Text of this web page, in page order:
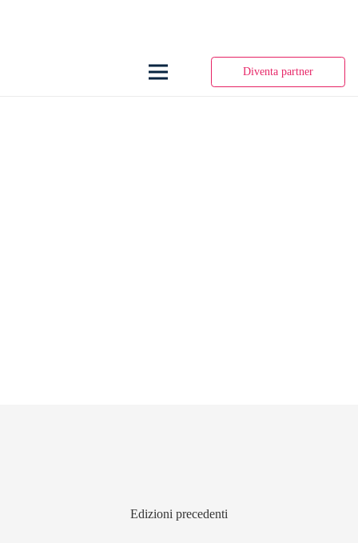
Diventa partner
Edizioni precedenti